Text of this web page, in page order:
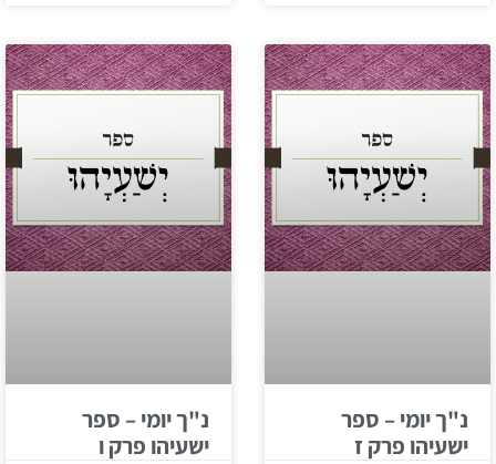
נ"ך יומי – ספר
ישעיהו פרק ז
נ"ך יומי – ספר
ישעיהו פרק ו